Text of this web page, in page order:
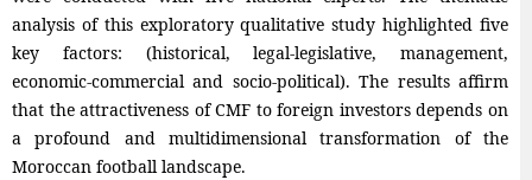
analysis of this exploratory qualitative study highlighted five
key factors: (historical, legal-legislative, management,
economic-commercial and socio-political). The results affirm
that the attractiveness of CMF to foreign investors depends on
a profound and multidimensional transformation of the
Moroccan football landscape.